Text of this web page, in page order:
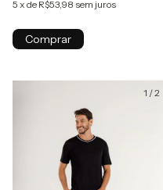
5 x de R$53,98 sem juros
Comprar
1 /2